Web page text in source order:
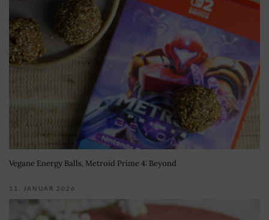
Vegane Energy Balls, Metroid Prime 4: Beyond
11. JANUAR 2026